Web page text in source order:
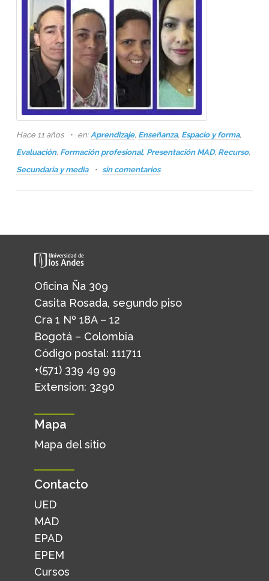
Hace 11 años en:Aprendizaje, Enseñanza, Espacio y forma,
Evaluación, Formación profesional, Presentación MAD, Recurso,
Secundaria y media
sin comentarios
Oficina Ña 309
Casita Rosada, segundo piso
Cra 1 Nº 18A – 12
Bogotá – Colombia
Código postal: 111711
+(571) 339 49 99
Extension: 3290
Mapa
Mapa del sitio
Contacto
UED
MAD
EPAD
EPEM
Cursos